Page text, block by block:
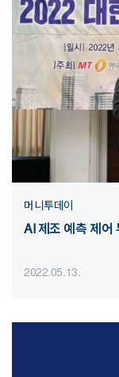
머니투데이
AI 제조 예측 제어
2022.05.13.